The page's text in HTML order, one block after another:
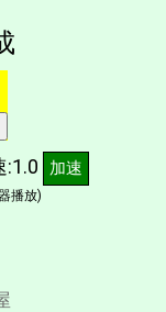
:1.0 加速
播放)